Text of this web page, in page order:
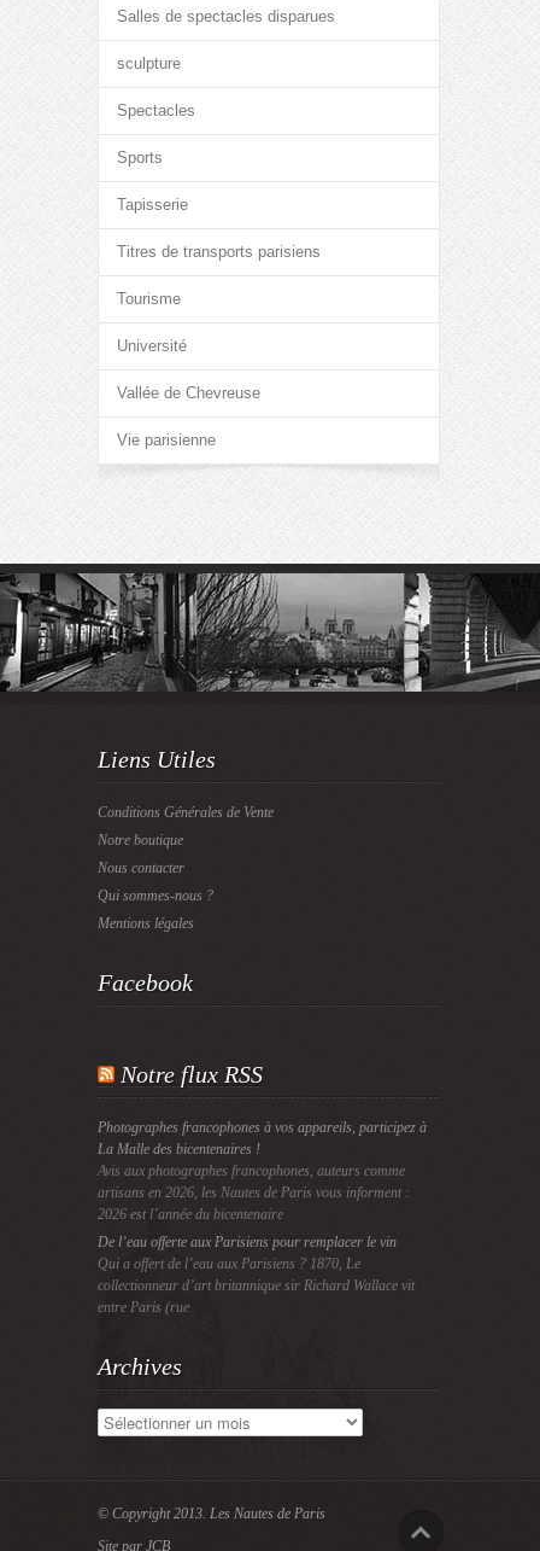
Salles de spectacles disparues
sculpture
Spectacles
Sports
Tapisserie
Titres de transports parisiens
Tourisme
Université
Vallée de Chevreuse
Vie parisienne
Liens Utiles
Conditions Générales de Vente
Notre boutique
Nous contacter
Qui sommes-nous ?
Mentions légales
Facebook
Notre flux RSS
Photographes francophones à vos appareils, participez à
La Malle des bicentenaires !
Avis aux photographes francophones, auteurs comme
artisans en 2026, les Nautes de Paris vous informent :
2026 est l’année du bicentenaire
De l’eau offerte aux Parisiens pour remplacer le vin
Qui a offert de l’eau aux Parisiens ? 1870, Le
collectionneur d’art britannique sir Richard Wallace vit
entre Paris (rue
Archives
Archives
© Copyright 2013. Les Nautes de Paris
Site par JCB